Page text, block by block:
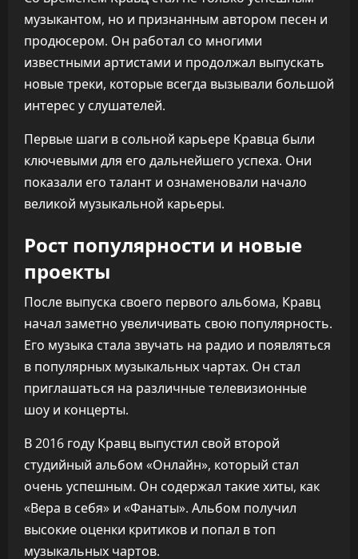
музыкантом, но и признанным автором песен и
продюсером. Он работал со многими
известными артистами и продолжал выпускать
новые треки, которые всегда вызывали большой
интерес у слушателей.
Первые шаги в сольной карьере Кравца были
ключевыми для его дальнейшего успеха. Они
показали его талант и ознаменовали начало
великой музыкальной карьеры.
Рост популярности и новые
проекты
После выпуска своего первого альбома, Кравц
начал заметно увеличивать свою популярность.
Его музыка стала звучать на радио и появляться
в популярных музыкальных чартах. Он стал
приглашаться на различные телевизионные
шоу и концерты.
В 2016 году Кравц выпустил свой второй
студийный альбом «Онлайн», который стал
очень успешным. Он содержал такие хиты, как
«Вера в себя» и «Фанаты». Альбом получил
высокие оценки критиков и попал в топ
музыкальных чартов.